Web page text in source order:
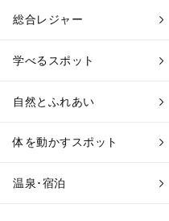
総合レジャー
学べるスポット
自然とふれあい
体を動かすスポット
温泉･宿泊